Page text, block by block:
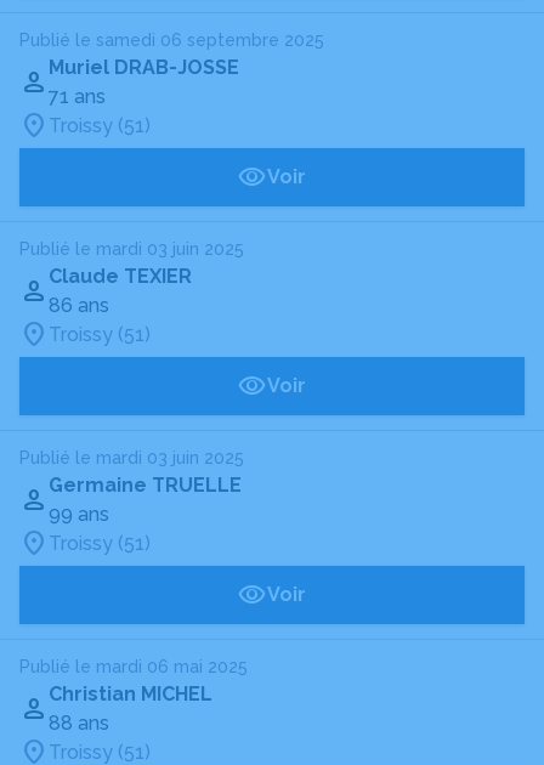
Publié le samedi 06 septembre 2025
Muriel DRAB-JOSSE
71 ans
Troissy (51)
Voir
Publié le mardi 03 juin 2025
Claude TEXIER
86 ans
Troissy (51)
Voir
Publié le mardi 03 juin 2025
Germaine TRUELLE
99 ans
Troissy (51)
Voir
Publié le mardi 06 mai 2025
Christian MICHEL
88 ans
Troissy (51)